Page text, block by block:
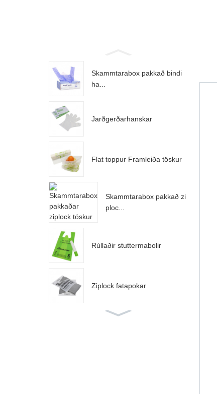
Skammtarabox pakkað bindi
ha...
Jarðgerðarhanskar
Flat toppur Framleiða töskur
Skammtarabox pakkað zi
ploc...
Rúllaðir stuttermabolir
Ziplock fatapokar